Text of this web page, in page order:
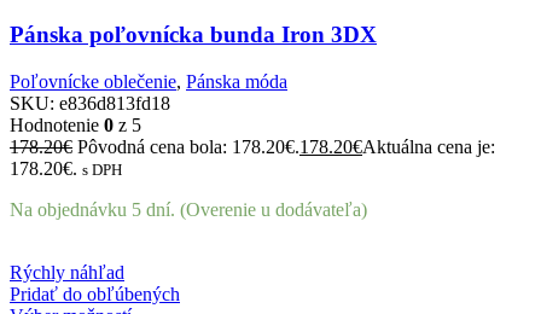
Pánska poľovnícka bunda Iron 3DX
Poľovnícke oblečenie, Pánska móda
SKU: e836d813fd18
Hodnotenie 0 z 5
178.20€ Pôvodná cena bola: 178.20€.178.20€Aktuálna cena je:
178.20€. s DPH
Na objednávku 5 dní. (Overenie u dodávateľa)
Rýchly náhľad
Pridať do obľúbených